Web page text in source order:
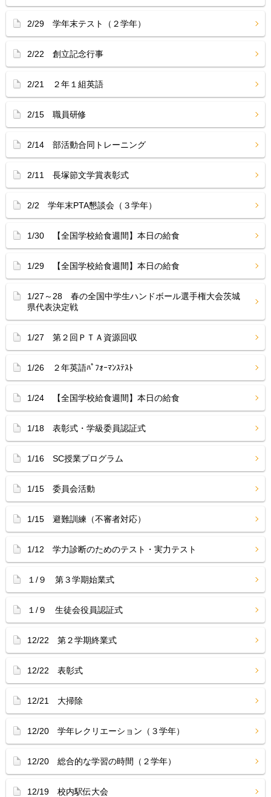
2/29 学年末テスト（２学年）
2/22 創立記念行事
2/21 ２年１組英語
2/15 職員研修
2/14 部活動合同トレーニング
2/11 長塚節文学賞表彰式
2/2 学年末PTA懇談会（３学年）
1/30 【全国学校給食週間】本日の給食
1/29 【全国学校給食週間】本日の給食
1/27～28 春の全国中学生ハンドボール選手権大会茨城
県代表決定戦
1/27 第２回ＰＴＡ資源回収
1/26 ２年英語ﾊﾟﾌｫｰﾏﾝｽﾃｽﾄ
1/24 【全国学校給食週間】本日の給食
1/18 表彰式・学級委員認証式
1/16 SC授業プログラム
1/15 委員会活動
1/15 避難訓練（不審者対応）
1/12 学力診断のためのテスト・実力テスト
１/９ 第３学期始業式
１/９ 生徒会役員認証式
12/22 第２学期終業式
12/22 表彰式
12/21 大掃除
12/20 学年レクリエーション（３学年）
12/20 総合的な学習の時間（２学年）
12/19 校内駅伝大会